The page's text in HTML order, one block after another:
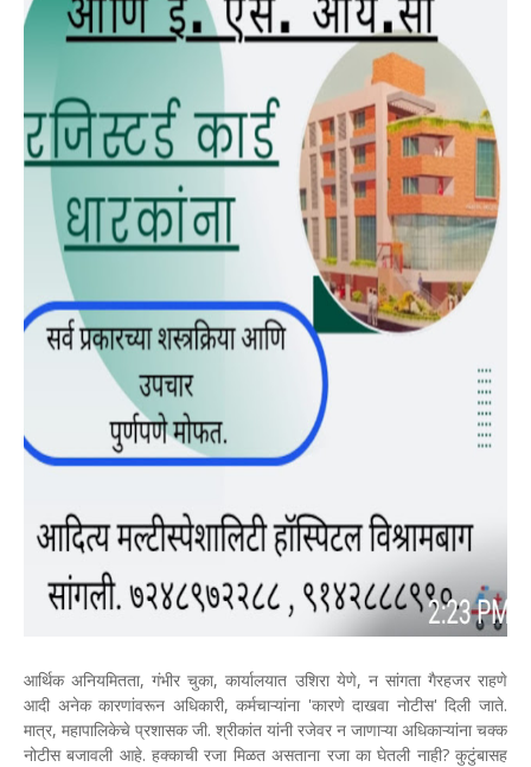
आर्थिक अनियमितता, गंभीर चुका, कार्यालयात उशिरा येणे, न सांगता गैरहजर राहणे
आदी अनेक कारणांवरून अधिकारी, कर्मचाऱ्यांना 'कारणे दाखवा नोटीस' दिली जाते.
मात्र, महापालिकेचे प्रशासक जी. श्रीकांत यांनी रजेवर न जाणाऱ्या अधिकाऱ्यांना चक्क
नोटीस बजावली आहे. हक्काची रजा मिळत असताना रजा का घेतली नाही? कुटुंबासह